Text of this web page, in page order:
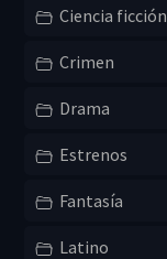
Ciencia ficción
Crimen
Drama
Estrenos
Fantasía
Latino